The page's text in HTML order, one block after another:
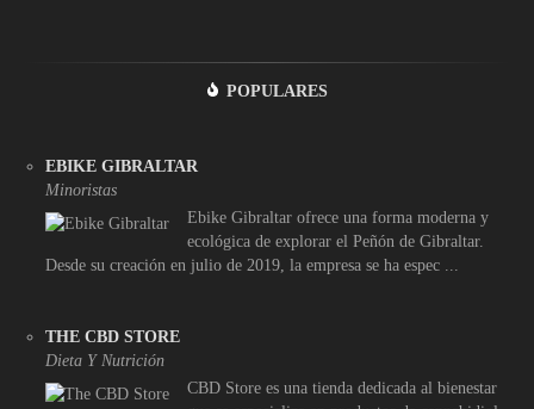
POPULARES
EBIKE GIBRALTAR
Minoristas
Ebike Gibraltar ofrece una forma moderna y
ecológica de explorar el Peñón de Gibraltar.
Desde su creación en julio de 2019, la empresa se ha espec ...
THE CBD STORE
Dieta Y Nutrición
CBD Store es una tienda dedicada al bienestar